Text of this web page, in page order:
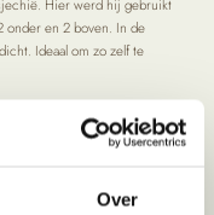
Over
Hier werd hij gebruikt
en 2 boven. In de
Ideaal om zo zelf te